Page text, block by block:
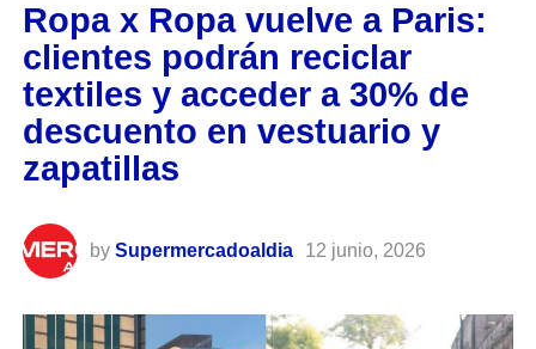
Ropa x Ropa vuelve a Paris:
clientes podrán reciclar
textiles y acceder a 30% de
descuento en vestuario y
zapatillas
by Supermercadoaldia 12 junio, 2026